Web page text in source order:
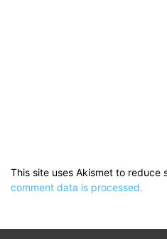
This site uses Akismet to reduce
comment data is processed.